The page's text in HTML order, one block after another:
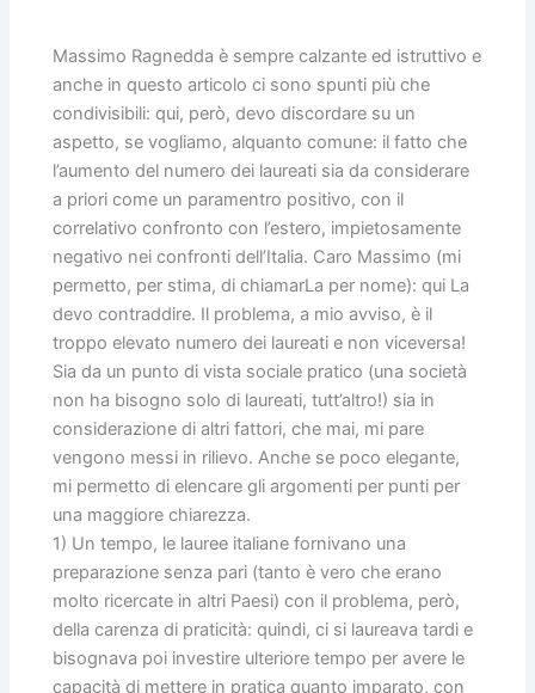
Massimo Ragnedda è sempre calzante ed istruttivo e
anche in questo articolo ci sono spunti più che
condivisibili: qui, però, devo discordare su un
aspetto, se vogliamo, alquanto comune: il fatto che
l’aumento del numero dei laureati sia da considerare
a priori come un paramentro positivo, con il
correlativo confronto con l’estero, impietosamente
negativo nei confronti dell’Italia. Caro Massimo (mi
permetto, per stima, di chiamarLa per nome): qui La
devo contraddire. Il problema, a mio avviso, è il
troppo elevato numero dei laureati e non viceversa!
Sia da un punto di vista sociale pratico (una società
non ha bisogno solo di laureati, tutt’altro!) sia in
considerazione di altri fattori, che mai, mi pare
vengono messi in rilievo. Anche se poco elegante,
mi permetto di elencare gli argomenti per punti per
una maggiore chiarezza.
1) Un tempo, le lauree italiane fornivano una
preparazione senza pari (tanto è vero che erano
molto ricercate in altri Paesi) con il problema, però,
della carenza di praticità: quindi, ci si laureava tardi e
bisognava poi investire ulteriore tempo per avere le
capacità di mettere in pratica quanto imparato, con